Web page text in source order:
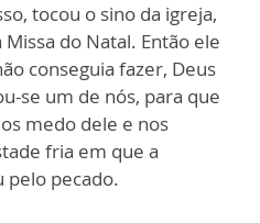
tocou o sino da igreja,
do Natal. Então ele
conseguia fazer, Deus
se um de nós, para que
medo dele e nos
fria em que a
pelo pecado.